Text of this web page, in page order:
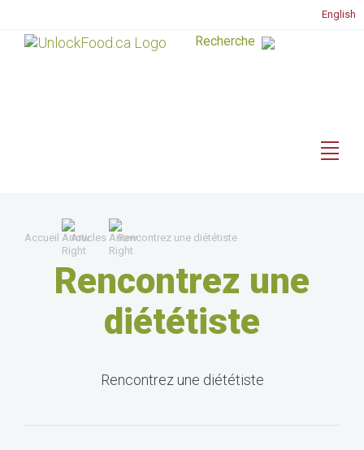
English
Accueil Articles Rencontrez une diététiste
Rencontrez une
diététiste
Rencontrez une diététiste